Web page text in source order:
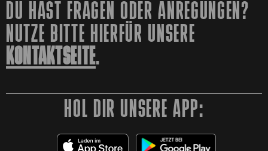
DU HAST FRAGEN ODER ANREGUNGEN?
NUTZE BITTE HIERFÜR UNSERE
KONTAKTSEITE.
HOL DIR UNSERE APP: